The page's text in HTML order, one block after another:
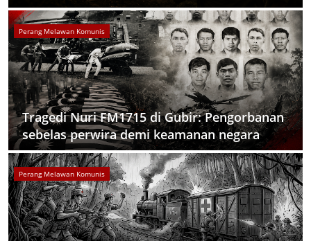
Perang Melawan Komunis
Tragedi Nuri FM1715 di Gubir: Pengorbanan
sebelas perwira demi keamanan negara
Perang Melawan Komunis